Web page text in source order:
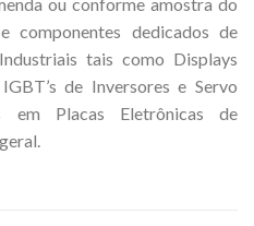
componentes dedicados de
tais como Displays
de Inversores e Servo
em Placas Eletrônicas de